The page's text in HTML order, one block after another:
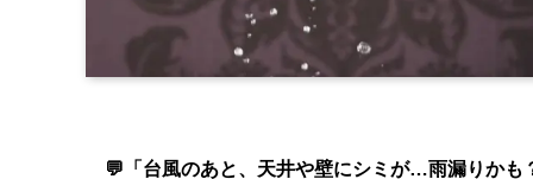
💬「台風のあと、天井や壁にシミが…雨漏りかも